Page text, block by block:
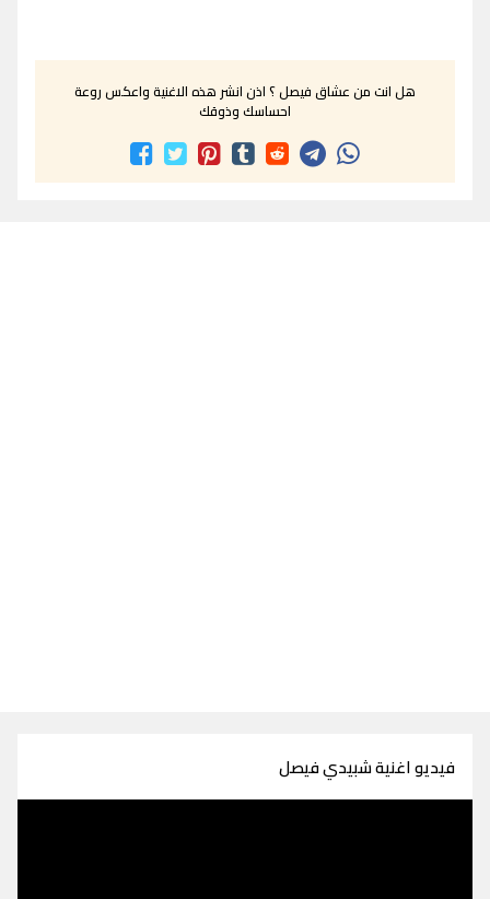
هل انت من عشاق فيصل ؟ اذن انشر هذه الاغنية واعكس روعة
احساسك وذوقك
فيديو اغنية شبيدي فيصل